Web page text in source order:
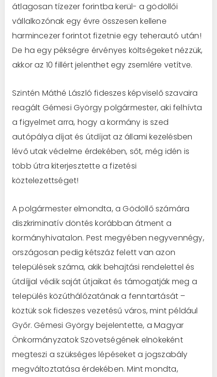
átlagosan tízezer forintba kerül- a gödöllői
vállalkozónak egy évre összesen kellene
harmincezer forintot fizetnie egy teherautó után!
De ha egy pékségre érvényes költségeket nézzük,
akkor az 10 fillért jelenthet egy zsemlére vetítve.
Szintén Máthé László fideszes képviselő szavaira
reagált Gémesi György polgármester, aki felhívta
a figyelmet arra, hogy a kormány is szed
autópálya díjat és útdíjat az állami kezelésben
lévő utak védelme érdekében, sőt, még idén is
több útra kiterjesztette a fizetési
köztelezettséget!
A polgármester elmondta, a Gödöllő számára
diszkriminatív döntés korábban átment a
kormányhivatalon. Pest megyében negyvennégy,
országosan pedig kétszáz felett van azon
települések száma, akik behajtási rendelettel és
útdíjjal védik saját útjaikat és támogatják meg a
település közúthálózatának a fenntartását –
köztük sok fideszes vezetésű város, mint például
Győr. Gémesi György bejelentette, a Magyar
Önkormányzatok Szövetségének elnökeként
megteszi a szükséges lépéseket a jogszabály
megváltoztatása érdekében. Mint mondta,